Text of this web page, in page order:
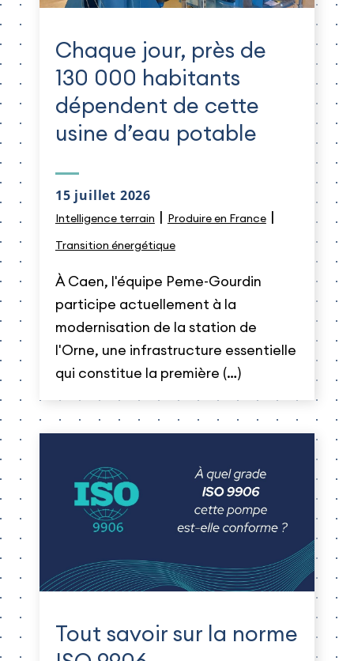
Chaque jour, près de
130 000 habitants
dépendent de cette
usine d’eau potable
15 juillet 2026
Intelligence terrain | Produire en France|
Transition énergétique
À Caen, l'équipe Peme-Gourdin
participe actuellement à la
modernisation de la station de
l'Orne, une infrastructure essentielle
qui constitue la première (…)
Tout savoir sur la norme